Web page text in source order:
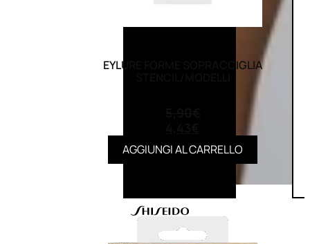
EYLURE FORME SOPRACCIGLIA
AGGIUNGI AL CARRELLO